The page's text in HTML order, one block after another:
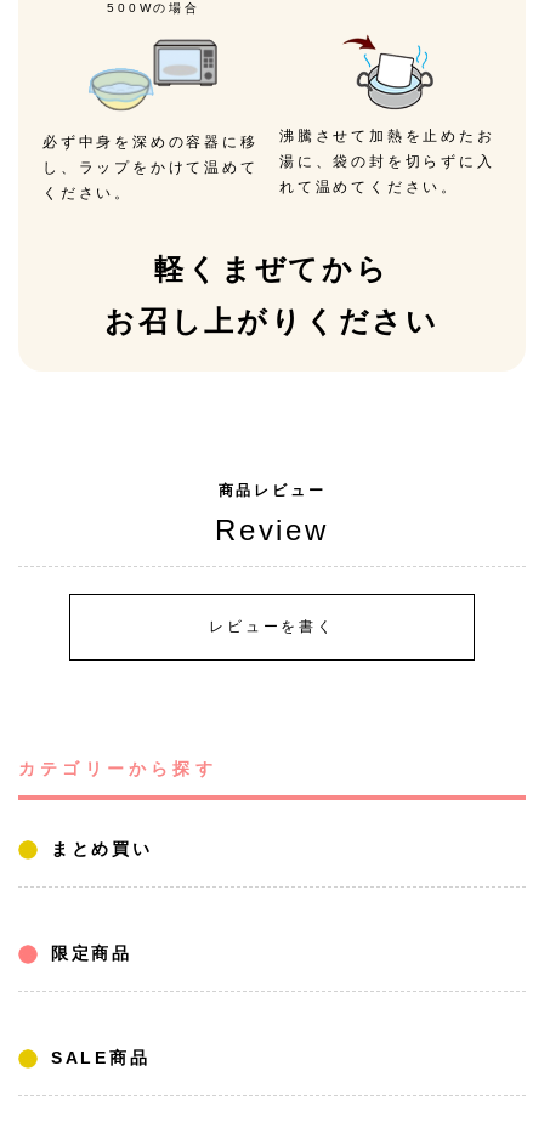
カテゴリーから探す
まとめ買い
限定商品
SALE商品
500Wの場合
必ず中身を深めの容器に移
し、ラップをかけて温めて
ください。
沸騰させて加熱を止めたお
湯に、袋の封を切らずに入
れて温めてください。
軽くまぜてから
お召し上がりください
商品レビュー
Review
レビューを書く